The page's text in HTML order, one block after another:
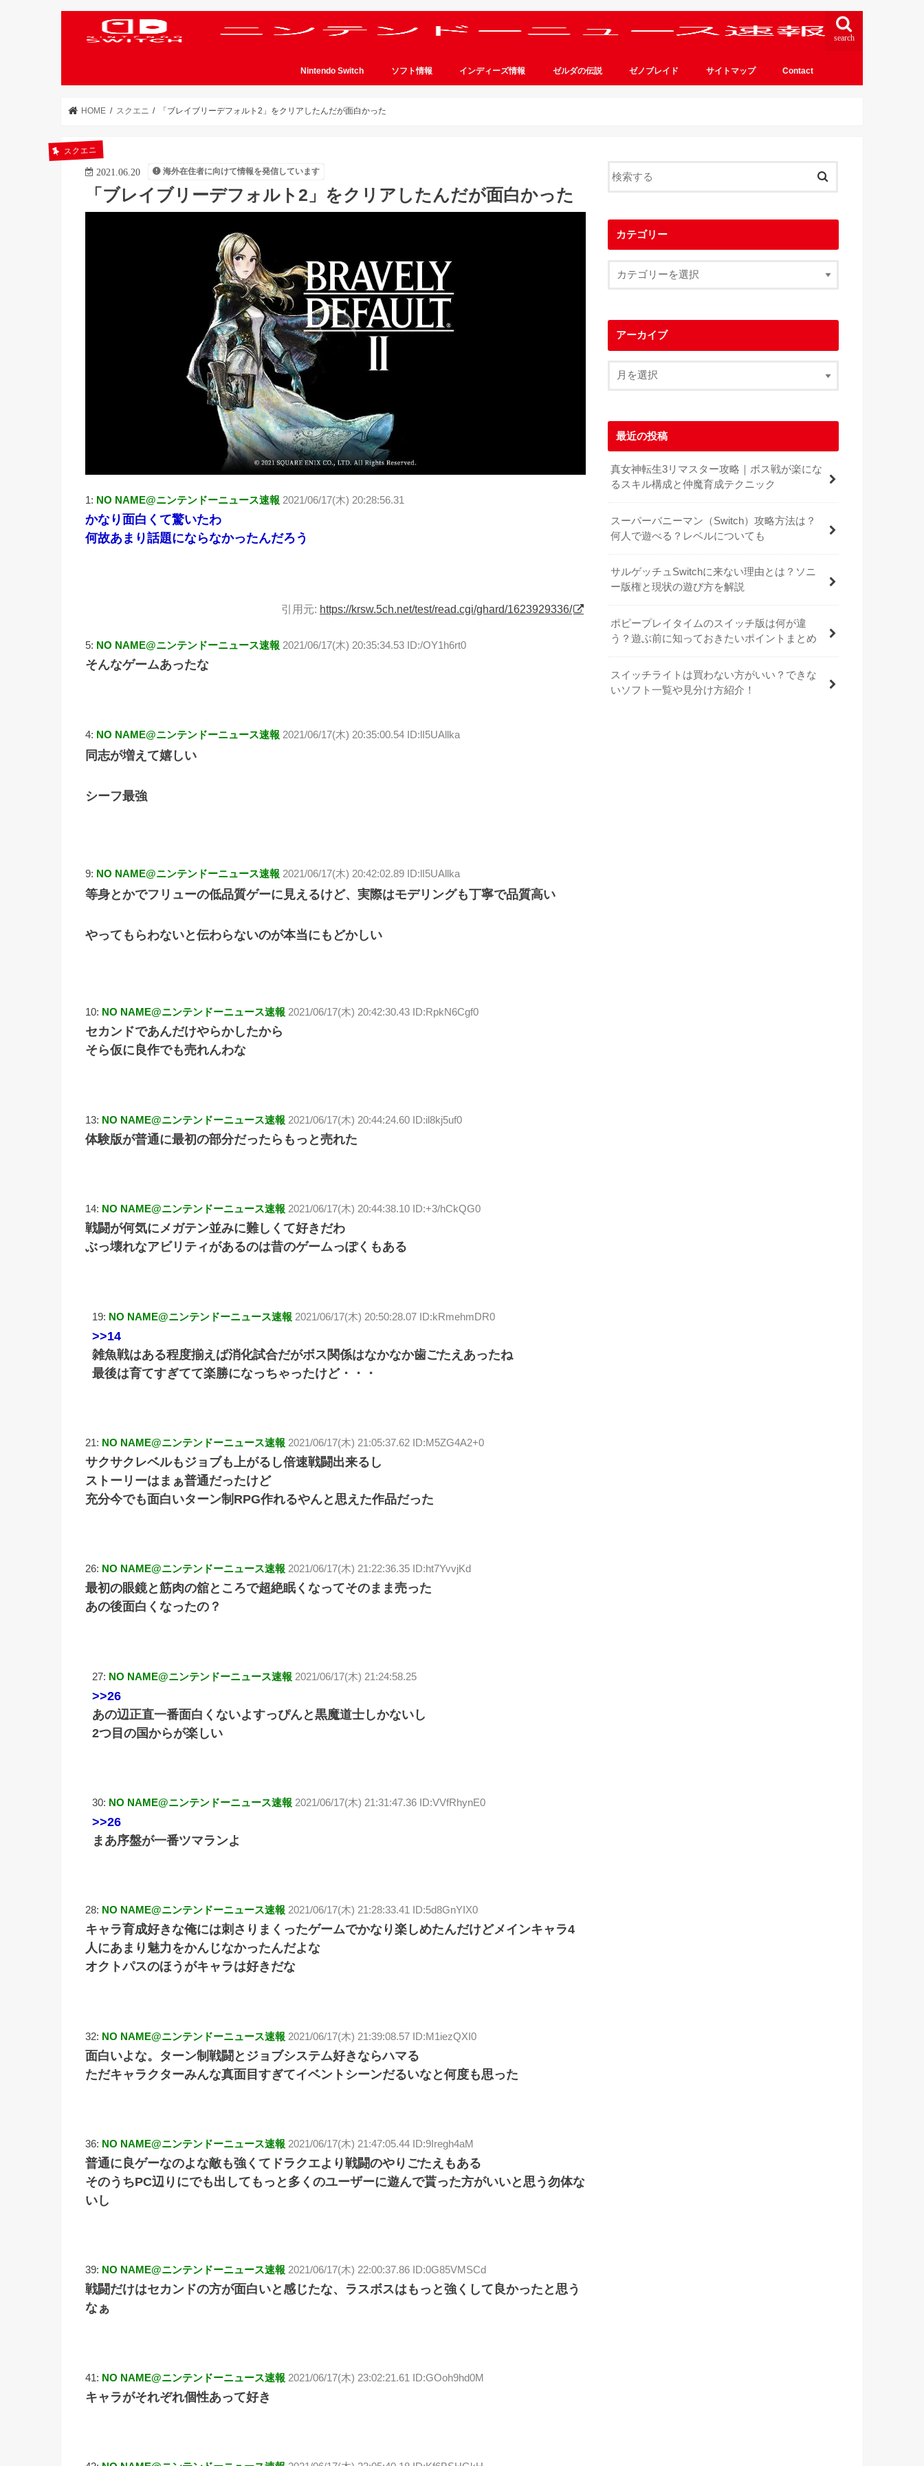
search
Nintendo Switch ソフト情報 インディーズ情報 ゼルダの伝説 ゼノブレイド サイトマップ Contact
HOME スクエニ 「ブレイブリーデフォルト2」をクリアしたんだが面白かった
スクエニ
2021.06.20 海外在住者に向けて情報を発信しています
「ブレイブリーデフォルト2」をクリアしたんだが面白かった
1: NO NAME@ニンテンドーニュース速報 2021/06/17(木) 20:28:56.31
かなり面白くて驚いたわ
何故あまり話題にならなかったんだろう
引用元: https://krsw.5ch.net/test/read.cgi/ghard/1623929336/
5: NO NAME@ニンテンドーニュース速報 2021/06/17(木) 20:35:34.53 ID:/OY1h6rt0
そんなゲームあったな
4: NO NAME@ニンテンドーニュース速報 2021/06/17(木) 20:35:00.54 ID:lI5UAllka
同志が増えて嬉しい
シーフ最強
9: NO NAME@ニンテンドーニュース速報 2021/06/17(木) 20:42:02.89 ID:lI5UAllka
等身とかでフリューの低品質ゲーに見えるけど、実際はモデリングも丁寧で品質高い
やってもらわないと伝わらないのが本当にもどかしい
10: NO NAME@ニンテンドーニュース速報 2021/06/17(木) 20:42:30.43 ID:RpkN6Cgf0
セカンドであんだけやらかしたから
そら仮に良作でも売れんわな
13: NO NAME@ニンテンドーニュース速報 2021/06/17(木) 20:44:24.60 ID:il8kj5uf0
体験版が普通に最初の部分だったらもっと売れた
14: NO NAME@ニンテンドーニュース速報 2021/06/17(木) 20:44:38.10 ID:+3/hCkQG0
戦闘が何気にメガテン並みに難しくて好きだわ
ぶっ壊れなアビリティがあるのは昔のゲームっぽくもある
19: NO NAME@ニンテンドーニュース速報 2021/06/17(木) 20:50:28.07 ID:kRmehmDR0
>>14
雑魚戦はある程度揃えば消化試合だがボス関係はなかなか歯ごたえあったね
最後は育てすぎてて楽勝になっちゃったけど・・・
21: NO NAME@ニンテンドーニュース速報 2021/06/17(木) 21:05:37.62 ID:M5ZG4A2+0
サクサクレベルもジョブも上がるし倍速戦闘出来るし
ストーリーはまぁ普通だったけど
充分今でも面白いターン制RPG作れるやんと思えた作品だった
26: NO NAME@ニンテンドーニュース速報 2021/06/17(木) 21:22:36.35 ID:ht7YvvjKd
最初の眼鏡と筋肉の舘ところで超絶眠くなってそのまま売った
あの後面白くなったの？
27: NO NAME@ニンテンドーニュース速報 2021/06/17(木) 21:24:58.25
>>26
あの辺正直一番面白くないよすっぴんと黒魔道士しかないし
2つ目の国からが楽しい
30: NO NAME@ニンテンドーニュース速報 2021/06/17(木) 21:31:47.36 ID:VVfRhynE0
>>26
まあ序盤が一番ツマランよ
28: NO NAME@ニンテンドーニュース速報 2021/06/17(木) 21:28:33.41 ID:5d8GnYIX0
キャラ育成好きな俺には刺さりまくったゲームでかなり楽しめたんだけどメインキャラ4
人にあまり魅力をかんじなかったんだよな
オクトパスのほうがキャラは好きだな
32: NO NAME@ニンテンドーニュース速報 2021/06/17(木) 21:39:08.57 ID:M1iezQXI0
面白いよな。ターン制戦闘とジョブシステム好きならハマる
ただキャラクターみんな真面目すぎてイベントシーンだるいなと何度も思った
36: NO NAME@ニンテンドーニュース速報 2021/06/17(木) 21:47:05.44 ID:9Iregh4aM
普通に良ゲーなのよな敵も強くてドラクエより戦闘のやりごたえもある
そのうちPC辺りにでも出してもっと多くのユーザーに遊んで貰った方がいいと思う勿体な
いし
39: NO NAME@ニンテンドーニュース速報 2021/06/17(木) 22:00:37.86 ID:0G85VMSCd
戦闘だけはセカンドの方が面白いと感じたな、ラスボスはもっと強くして良かったと思う
なぁ
41: NO NAME@ニンテンドーニュース速報 2021/06/17(木) 23:02:21.61 ID:GOoh9hd0M
キャラがそれぞれ個性あって好き
カテゴリー
アーカイブ
最近の投稿
真女神転生3リマスター攻略｜ボス戦が楽にな
るスキル構成と仲魔育成テクニック
スーパーバニーマン（Switch）攻略方法は？
何人で遊べる？レベルについても
サルゲッチュSwitchに来ない理由とは？ソニ
ー版権と現状の遊び方を解説
ポピープレイタイムのスイッチ版は何が違
う？遊ぶ前に知っておきたいポイントまとめ
スイッチライトは買わない方がいい？できな
いソフト一覧や見分け方紹介！